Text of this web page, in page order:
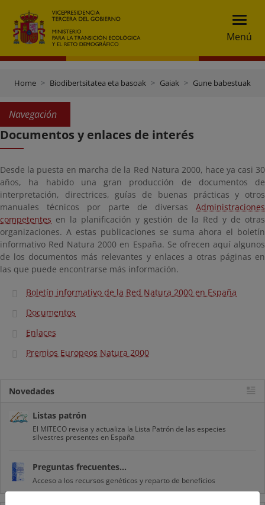
Menú
Home Biodibertsitatea eta basoak Gaiak Gune babestuak
Navegación
Documentos y enlaces de interés
Desde la puesta en marcha de la Red Natura 2000, hace ya casi 30
años, ha habido una gran producción de documentos de
interpretación, directrices, guías de buenas prácticas y otros
manuales técnicos por parte de diversas Administraciones
competentes en la planificación y gestión de la Red y de otras
organizaciones. A estas publicaciones se suma ahora el boletín
informativo Red Natura 2000 en España. Se ofrecen aquí algunos
de los documentos más relevantes y enlaces a otras páginas en
las que puede encontrarse más información.
Boletín informativo de la Red Natura 2000 en España
Documentos
Enlaces
Premios Europeos Natura 2000
Novedades
Listas patrón
El MITECO revisa y actualiza la Lista Patrón de las especies
silvestres presentes en España
Preguntas frecuentes...
Acceso a los recursos genéticos y reparto de beneficios